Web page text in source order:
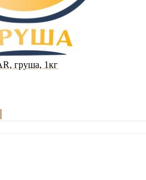
груша, 1кг